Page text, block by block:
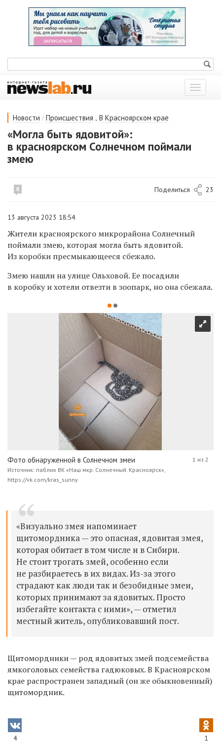
Показать
меню
Новости / Происшествия , В Красноярском крае
«Могла быть ядовитой»:
в красноярском Солнечном поймали
змею
8 Поделиться 23
13 августа 2023 18:54
Жители красноярского микрорайона Солнечный
поймали змею, которая могла быть ядовитой.
Из коробки пресмыкающееся сбежало.
Змею нашли на улице Ольховой. Ее посадили
в коробку и хотели отвезти в зоопарк, но она сбежала.
Фото обнаруженной в Солнечном змеи
Источник: паблик ВК «Наш мкр. Солнечный. Красноярск»,
https://vk.com/kras_sunny
1 из 2
«Визуально змея напоминает
щитомордника — это опасная, ядовитая змея,
которая обитает в том числе и в Сибири.
Не стоит трогать змей, особенно если
не разбираетесь в их видах. Из-за этого
страдают как люди так и безобидные змеи,
которых принимают за ядовитых. Просто
избегайте контакта с ними», — отметил
местный житель, опубликовавший пост.
Щитомордники — род ядовитых змей подсемейства
ямкоголовых семейства гадюковых. В Красноярском
крае распространен западный (он же обыкновенный)
щитомордник.
4 1